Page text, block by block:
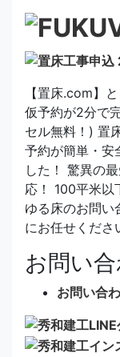
【置床.com】
仮予約が2分で
セル無料！) 置
予約が簡単・安
した！ 驚異の
応！ 100平米以
ゆる床のお問
にお任せくださ
お問い
お問い合